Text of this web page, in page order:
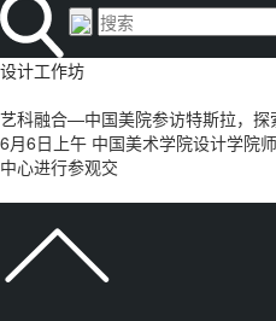
设计工作坊
艺科融合—中国美院参访特斯拉，探
6月6日上午 中国美术学院设计学院
中心进行参观交